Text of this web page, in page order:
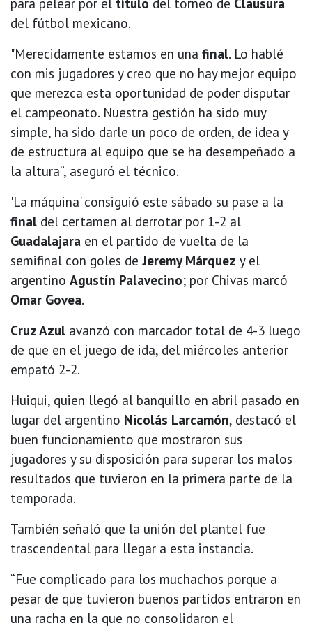
del fútbol mexicano.
"Merecidamente estamos en una final. Lo hablé
con mis jugadores y creo que no hay mejor equipo
que merezca esta oportunidad de poder disputar
el campeonato. Nuestra gestión ha sido muy
simple, ha sido darle un poco de orden, de idea y
de estructura al equipo que se ha desempeñado a
la altura”, aseguró el técnico.
'La máquina' consiguió este sábado su pase a la
final del certamen al derrotar por 1-2 al
Guadalajara en el partido de vuelta de la
semifinal con goles de Jeremy Márquez y el
argentino Agustín Palavecino; por Chivas marcó
Omar Govea.
Cruz Azul avanzó con marcador total de 4-3 luego
de que en el juego de ida, del miércoles anterior
empató 2-2.
Huiqui, quien llegó al banquillo en abril pasado en
lugar del argentino Nicolás Larcamón, destacó el
buen funcionamiento que mostraron sus
jugadores y su disposición para superar los malos
resultados que tuvieron en la primera parte de la
temporada.
También señaló que la unión del plantel fue
trascendental para llegar a esta instancia.
“Fue complicado para los muchachos porque a
pesar de que tuvieron buenos partidos entraron en
una racha en la que no consolidaron el